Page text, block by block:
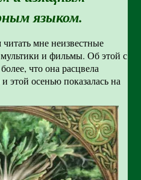
языком.
мне неизвестные
и фильмы. Об этой с
что она расцвела
этой осенью показалась на